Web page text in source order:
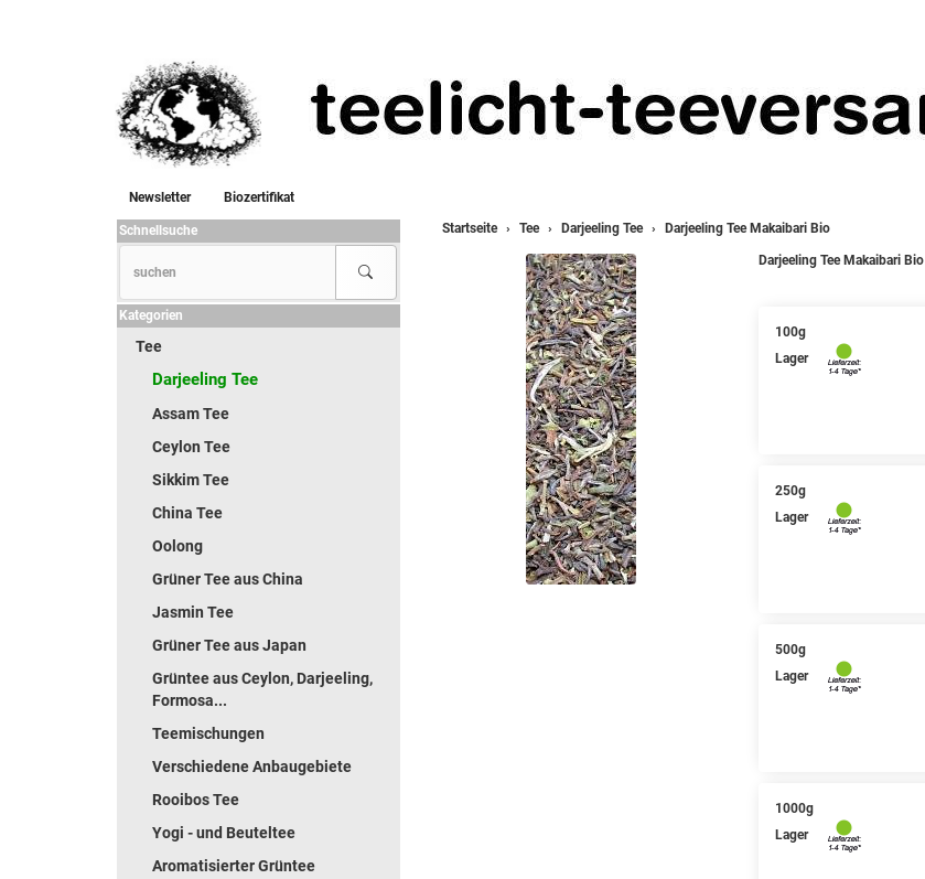
Newsletter
Biozertifikat
Startseite
Tee Darjeeling Tee Darjeeling Tee Makaibari Bio
Darjeeling Tee Makaibari Bio
100g
Lager
250g
Lager
500g
Lager
1000g
Lager
Schnellsuche
Kategorien
Tee
Darjeeling Tee
Assam Tee
Ceylon Tee
Sikkim Tee
China Tee
Oolong
Grüner Tee aus China
Jasmin Tee
Grüner Tee aus Japan
Grüntee aus Ceylon, Darjeeling,
Formosa...
Teemischungen
Verschiedene Anbaugebiete
Rooibos Tee
Yogi - und Beuteltee
Aromatisierter Grüntee